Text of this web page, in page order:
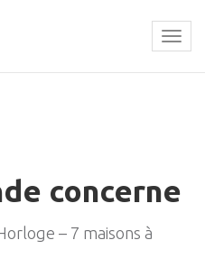
concerne
– 7 maisons à